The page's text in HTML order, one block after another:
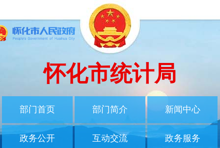
怀化市统计局
部门首页 部门简介 新闻中心
政务公开 互动交流 政务服务